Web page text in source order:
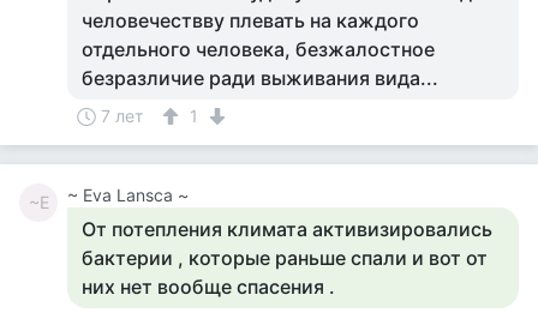
человечествву плевать на каждого
отдельного человека, безжалостное
безразличие ради выживания вида...
7 лет 1
~E ~ Eva Lansca ~
От потепления климата активизировались
бактерии , которые раньше спали и вот от
них нет вообще спасения .